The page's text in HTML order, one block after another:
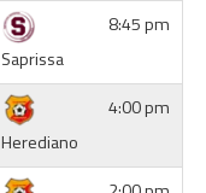
Saprissa
8:45 pm
Herediano
4:00 pm